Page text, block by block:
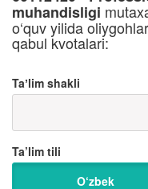
muhandisligi
o‘quv yilida
qabul kvotalari:
Taʼlim shakli
Ta’lim tili
O‘zbek